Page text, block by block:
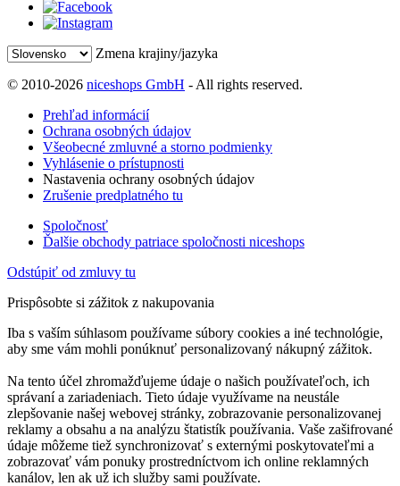
Zmena krajiny/jazyka
© 2010-2026 niceshops GmbH - All rights reserved.
Prehľad informácií
Ochrana osobných údajov
Všeobecné zmluvné a storno podmienky
Vyhlásenie o prístupnosti
Nastavenia ochrany osobných údajov
Zrušenie predplatného tu
Spoločnosť
Ďalšie obchody patriace spoločnosti niceshops
Odstúpiť od zmluvy tu
Prispôsobte si zážitok z nakupovania
Iba s vaším súhlasom používame súbory cookies a iné technológie,
aby sme vám mohli ponúknuť personalizovaný nákupný zážitok.
Na tento účel zhromažďujeme údaje o našich používateľoch, ich
správaní a zariadeniach. Tieto údaje využívame na neustále
zlepšovanie našej webovej stránky, zobrazovanie personalizovanej
reklamy a obsahu a na analýzu štatistík používania. Vaše zašifrované
údaje môžeme tiež synchronizovať s externými poskytovateľmi a
zobrazovať vám ponuky prostredníctvom ich online reklamných
kanálov, len ak už ich služby sami používate.